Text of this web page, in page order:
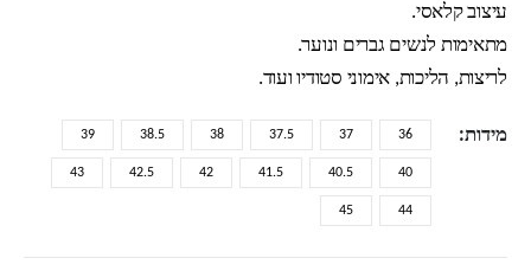
עיצוב קלאסי.
מתאימות לנשים גברים ונוער.
לריצות, הליכות, אימוני סטודיו ועוד.
מידות 36
37
37.5
38
38.5
39
40
40.5
41.5
42
42.5
43
44
45